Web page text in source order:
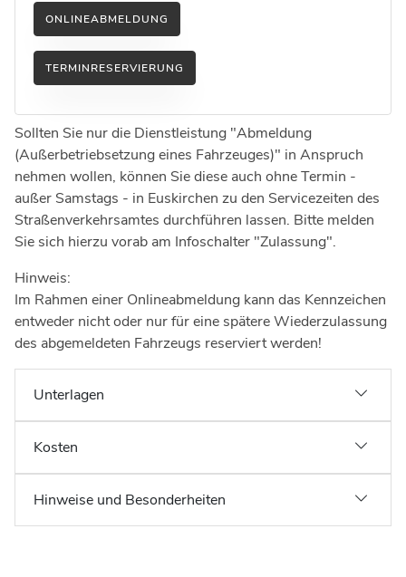
Umwelt & Nachhaltigkeit
Verkehr & Mobilität
Wirtschaft & Tourismus
Kultur
Ingenieure
Sozialarbeit
Interkulturelle Öffnung
Kreispolizeibehörde
Jobs bei allen Arbeitgebern im Kreisgebiet
ONLINEABMELDUNG
TERMINRESERVIERUNG
Sollten Sie nur die Dienstleistung "Abmeldung
(Außerbetriebsetzung eines Fahrzeuges)" in Anspruch
nehmen wollen, können Sie diese auch ohne Termin -
außer Samstags - in Euskirchen zu den Servicezeiten des
Straßenverkehrsamtes durchführen lassen. Bitte melden
Sie sich hierzu vorab am Infoschalter "Zulassung".
Hinweis:
Im Rahmen einer Onlineabmeldung kann das Kennzeichen
entweder nicht oder nur für eine spätere Wiederzulassung
des abgemeldeten Fahrzeugs reserviert werden!
Unterlagen
Kosten
Hinweise und Besonderheiten